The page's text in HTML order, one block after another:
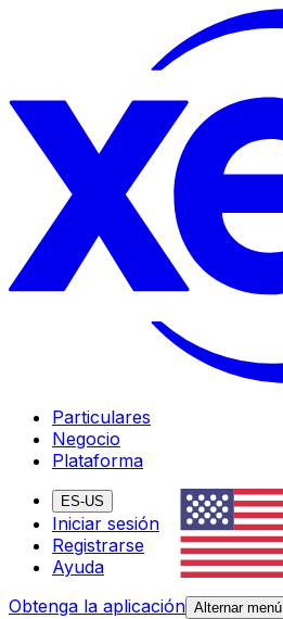
Particulares
Negocio
Plataforma
ES-US
Iniciar sesión
Registrarse
Ayuda
Obtenga la aplicación Alternar menú